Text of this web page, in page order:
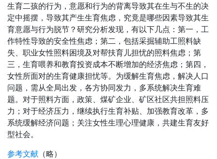
生育二孩的行为，意愿和行为的背离导致其在生与不生的决
定中摇摆，导致其产生生育焦虑，究竟是哪些因素导致其生
育意愿与行为脱节？研究分析发现，有以下几点：第一，工
作特性导致的安全性焦虑；第二，包括采掘辅助工照料缺
失、职业女性照料困境及对帮扶育儿担忧的照料焦虑；第
三，生育喂养和教育投资成本不断增加的经济焦虑；第四，
女性所面对的生育健康担忧等。为缓解生育焦虑，解决人口
问题，需从全局出发，各方协同发力，多系统解决生育难
题。对于照料方面，政策、煤矿企业、矿区社区共担照料压
力；对于经济压力，继续执行生育补贴、加强教育改革，多
系统缓解经济问题；关注女性生理心理健康，共建生育友好
型社会。
参考文献 （略）